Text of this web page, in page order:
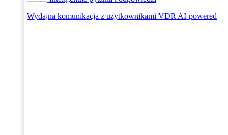
Wydajna komunikacja z użytkownikami VDR AI-powered